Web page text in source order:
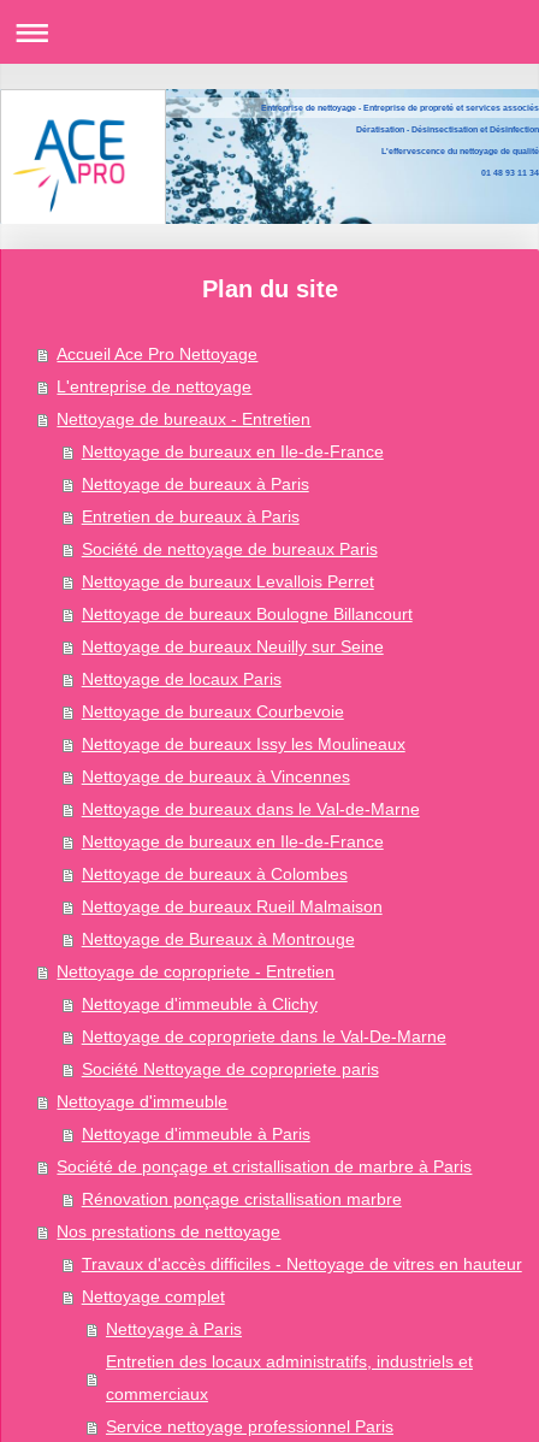
Entreprise de nettoyage - Entreprise de propreté et services associés
Dératisation - Désinsectisation et Désinfection
L'effervescence du nettoyage de qualité
01 48 93 11 34
Plan du site
Accueil Ace Pro Nettoyage
L'entreprise de nettoyage
Nettoyage de bureaux - Entretien
Nettoyage de bureaux en Ile-de-France
Nettoyage de bureaux à Paris
Entretien de bureaux à Paris
Société de nettoyage de bureaux Paris
Nettoyage de bureaux Levallois Perret
Nettoyage de bureaux Boulogne Billancourt
Nettoyage de bureaux Neuilly sur Seine
Nettoyage de locaux Paris
Nettoyage de bureaux Courbevoie
Nettoyage de bureaux Issy les Moulineaux
Nettoyage de bureaux à Vincennes
Nettoyage de bureaux dans le Val-de-Marne
Nettoyage de bureaux en Ile-de-France
Nettoyage de bureaux à Colombes
Nettoyage de bureaux Rueil Malmaison
Nettoyage de Bureaux à Montrouge
Nettoyage de copropriete - Entretien
Nettoyage d'immeuble à Clichy
Nettoyage de copropriete dans le Val-De-Marne
Société Nettoyage de copropriete paris
Nettoyage d'immeuble
Nettoyage d'immeuble à Paris
Société de ponçage et cristallisation de marbre à Paris
Rénovation ponçage cristallisation marbre
Nos prestations de nettoyage
Travaux d'accès difficiles - Nettoyage de vitres en hauteur
Nettoyage complet
Nettoyage à Paris
Entretien des locaux administratifs, industriels et
commerciaux
Service nettoyage professionnel Paris